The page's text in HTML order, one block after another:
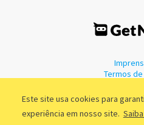
Este site usa cookies para
experiência em nosso site.
Termos de